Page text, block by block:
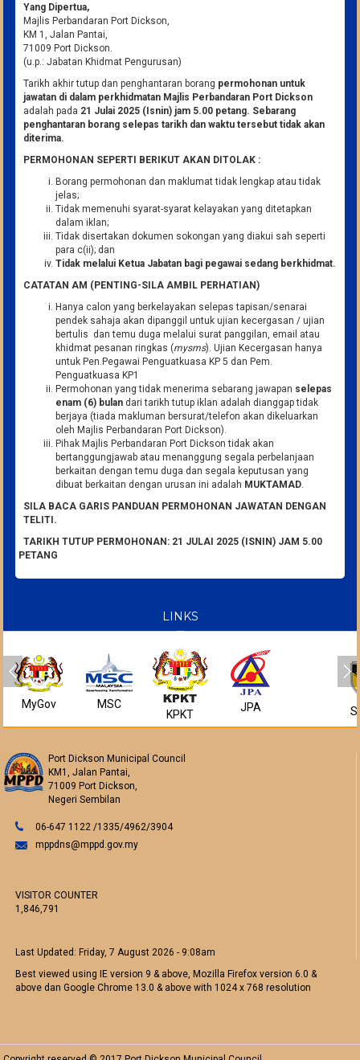
Yang Dipertua,
Majlis Perbandaran Port Dickson,
KM 1, Jalan Pantai,
71009 Port Dickson.
(u.p.: Jabatan Khidmat Pengurusan)
Tarikh akhir tutup dan penghantaran borang permohonan untuk
jawatan di dalam perkhidmatan Majlis Perbandaran Port Dickson
adalah pada 21 Julai 2025 (Isnin) jam 5.00 petang. Sebarang
penghantaran borang selepas tarikh dan waktu tersebut tidak akan
diterima.
PERMOHONAN SEPERTI BERIKUT AKAN DITOLAK :
Borang permohonan dan maklumat tidak lengkap atau tidak
jelas;
Tidak memenuhi syarat-syarat kelayakan yang ditetapkan
dalam iklan;
Tidak disertakan dokumen sokongan yang diakui sah seperti
para c(ii); dan
Tidak melalui Ketua Jabatan bagi pegawai sedang berkhidmat.
CATATAN AM (PENTING-SILA AMBIL PERHATIAN)
Hanya calon yang berkelayakan selepas tapisan/senarai
pendek sahaja akan dipanggil untuk ujian kecergasan / ujian
bertulis dan temu duga melalui surat panggilan, email atau
khidmat pesanan ringkas (mysms). Ujian Kecergasan hanya
untuk Pen.Pegawai Penguatkuasa KP 5 dan Pem.
Penguatkuasa KP1
Permohonan yang tidak menerima sebarang jawapan selepas
enam (6) bulan dari tarikh tutup iklan adalah dianggap tidak
berjaya (tiada makluman bersurat/telefon akan dikeluarkan
oleh Majlis Perbandaran Port Dickson).
Pihak Majlis Perbandaran Port Dickson tidak akan
bertanggungjawab atau menanggung segala perbelanjaan
berkaitan dengan temu duga dan segala keputusan yang
dibuat berkaitan dengan urusan ini adalah MUKTAMAD
SILA BACA GARIS PANDUAN PERMOHONAN JAWATAN DENGAN
TELITI.
TARIKH TUTUP PERMOHONAN: 21 JULAI 2025 (ISNIN) JAM 5.00
PETANG
LINKS
MyGov MSC
KPKT
JPA
Port Dickson Municipal Council
KM1, Jalan Pantai,
71009 Port Dickson,
Negeri Sembilan
06-647 1122 /1335/4962/3904
mppdns@mppd.gov.my
VISITOR COUNTER
1,846,791
Last Updated:Friday, 7 August 2026 - 9:08am
Best viewed using IE version 9 & above, Mozilla Firefox version 6.0 &
above dan Google Chrome 13.0 & above with 1024 x 768 resolution